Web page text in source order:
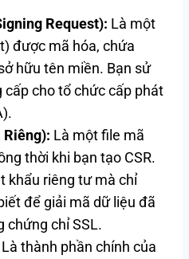
Request): Là một
được mã hóa, chứa
hữu tên miền. Bạn sử
cấp cho tổ chức cấp phát
Riêng): Là một file mã
thời khi bạn tạo CSR.
khẩu riêng tư mà chỉ
để giải mã dữ liệu đã
chứng chỉ SSL.
Là thành phần chính của